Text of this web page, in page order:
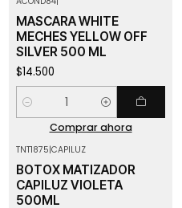
MASCARA WHITE
MECHES YELLOW OFF
SILVER 500 ML
$14.500
Cantidad
Comprar ahora
TNT1875|CAPILUZ
BOTOX MATIZADOR
CAPILUZ VIOLETA
500ML